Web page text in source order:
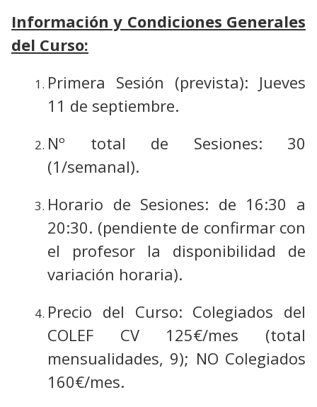
Información y Condiciones Generales
del Curso:
Primera Sesión (prevista): Jueves
11 de septiembre.
Nº total de Sesiones: 30
(1/semanal).
Horario de Sesiones: de 16:30 a
20:30. (pendiente de confirmar con
el profesor la disponibilidad de
variación horaria).
Precio del Curso: Colegiados del
COLEF CV 125€/mes (total
mensualidades, 9); NO Colegiados
160€/mes.